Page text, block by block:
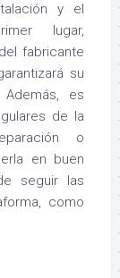
y el
lugar,
fabricante
su
es
de la
o
en buen
seguir las
como